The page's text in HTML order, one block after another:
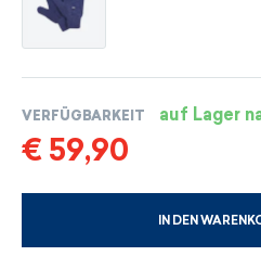
VERFÜGBARKEIT auf Lager
€ 59,90
IN DEN